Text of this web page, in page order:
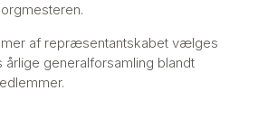
af repræsentantskabet vælges
årlige generalforsamling blandt